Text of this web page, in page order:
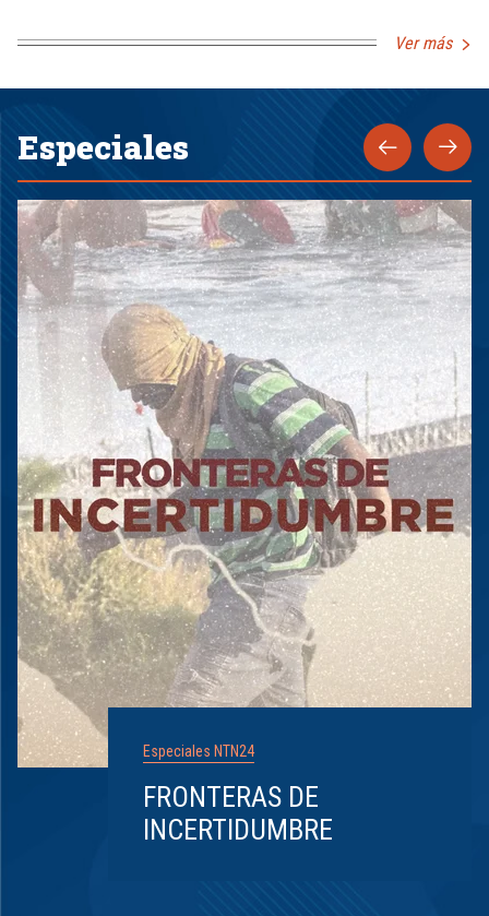
Ver más
Especiales
Especiales NTN24
FRONTERAS DE
INCERTIDUMBRE